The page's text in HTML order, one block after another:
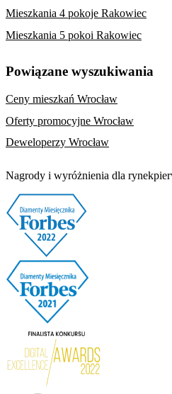
Mieszkania 4 pokoje Rakowiec
Mieszkania 5 pokoi Rakowiec
Powiązane wyszukiwania
Ceny mieszkań Wrocław
Oferty promocyjne Wrocław
Deweloperzy Wrocław
Nagrody i wyróżnienia dla